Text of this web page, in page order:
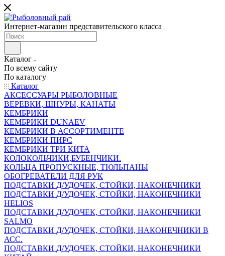
Интернет-магазин представительского класса
Каталог
По всему сайту
По каталогу
Каталог
АКСЕССУАРЫ РЫБОЛОВНЫЕ
ВЕРЕВКИ, ШНУРЫ, КАНАТЫ
КЕМБРИКИ
КЕМБРИКИ DUNAEV
КЕМБРИКИ В АССОРТИМЕНТЕ
КЕМБРИКИ ПИРС
КЕМБРИКИ ТРИ КИТА
КОЛОКОЛЬЧИКИ,БУБЕНЧИКИ.
КОЛЬЦА ПРОПУСКНЫЕ, ТЮЛЬПАНЫ
ОБОГРЕВАТЕЛИ ДЛЯ РУК
ПОДСТАВКИ Д/УДОЧЕК, СТОЙКИ, НАКОНЕЧНИКИ
ПОДСТАВКИ Д/УДОЧЕК, СТОЙКИ, НАКОНЕЧНИКИ
HELIOS
ПОДСТАВКИ Д/УДОЧЕК, СТОЙКИ, НАКОНЕЧНИКИ
SALMO
ПОДСТАВКИ Д/УДОЧЕК, СТОЙКИ, НАКОНЕЧНИКИ В
АСС.
ПОДСТАВКИ Д/УДОЧЕК, СТОЙКИ, НАКОНЕЧНИКИ